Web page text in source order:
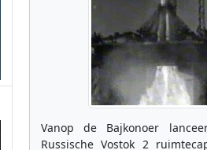
Vanop de Bajkonoer
Russische Vostok 2